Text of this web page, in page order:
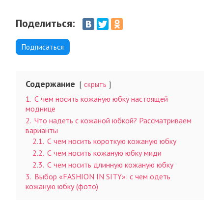
Поделиться:
Подписаться
Содержание скрыть
1. С чем носить кожаную юбку настоящей
моднице
2. Что надеть с кожаной юбкой? Рассматриваем
варианты
2.1. С чем носить короткую кожаную юбку
2.2. С чем носить кожаную юбку миди
2.3. С чем носить длинную кожаную юбку
3. Выбор «FASHION IN SITY»: с чем одеть
кожаную юбку (фото)